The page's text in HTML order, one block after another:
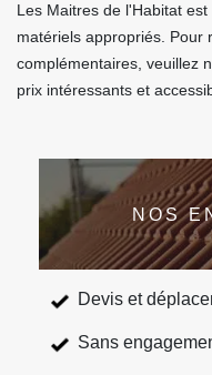
Les Maitres de l'Habitat
matériels appropriés. Pour
complémentaires, veuillez
prix intéressants et
NOS
Devis et
Sans